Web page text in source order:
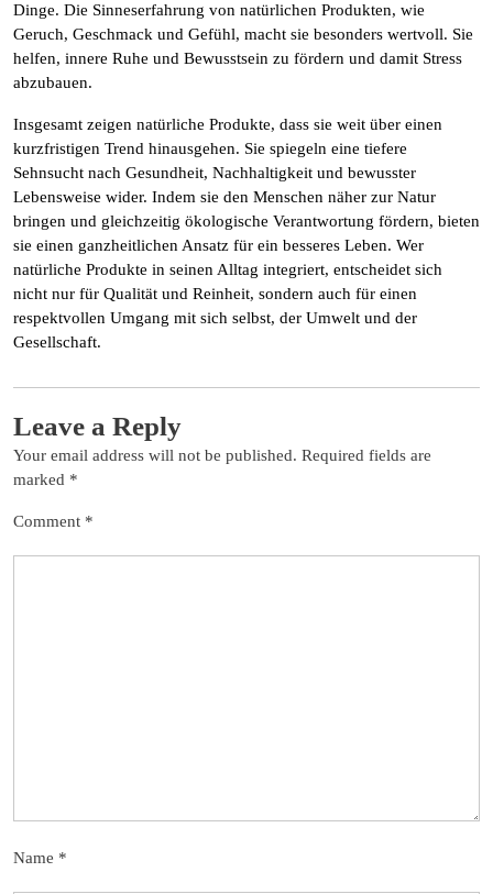
Dinge. Die Sinneserfahrung von natürlichen Produkten, wie
Geruch, Geschmack und Gefühl, macht sie besonders wertvoll. Sie
helfen, innere Ruhe und Bewusstsein zu fördern und damit Stress
abzubauen.
Insgesamt zeigen natürliche Produkte, dass sie weit über einen
kurzfristigen Trend hinausgehen. Sie spiegeln eine tiefere
Sehnsucht nach Gesundheit, Nachhaltigkeit und bewusster
Lebensweise wider. Indem sie den Menschen näher zur Natur
bringen und gleichzeitig ökologische Verantwortung fördern, bieten
sie einen ganzheitlichen Ansatz für ein besseres Leben. Wer
natürliche Produkte in seinen Alltag integriert, entscheidet sich
nicht nur für Qualität und Reinheit, sondern auch für einen
respektvollen Umgang mit sich selbst, der Umwelt und der
Gesellschaft.
Leave a Reply
Your email address will not be published. Required fields are
marked *
Comment *
Name *